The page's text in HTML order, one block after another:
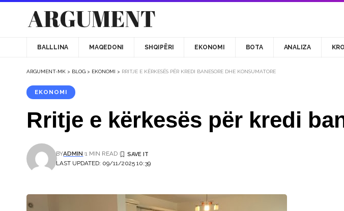
BALLLINA MAQEDONI SHQIPËRI EKONOMI BOTA ANALIZA
ARGUMENT-MK > BLOG > EKONOMI > RRITJE E KËRKESËS PËR KREDI BANESORE DHE KONSUMATORE
EKONOMI
Rritje e kërkesës për kredi
LAST UPDATED: 09/11/2025 10:39
BYADMIN 1 MIN READ